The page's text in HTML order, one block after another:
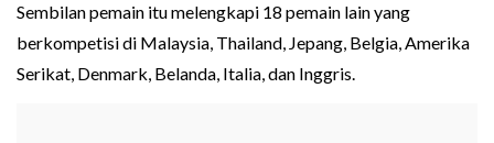
Sembilan pemain itu melengkapi 18 pemain lain yang
berkompetisi di Malaysia, Thailand, Jepang, Belgia, Amerika
Serikat, Denmark, Belanda, Italia, dan Inggris.